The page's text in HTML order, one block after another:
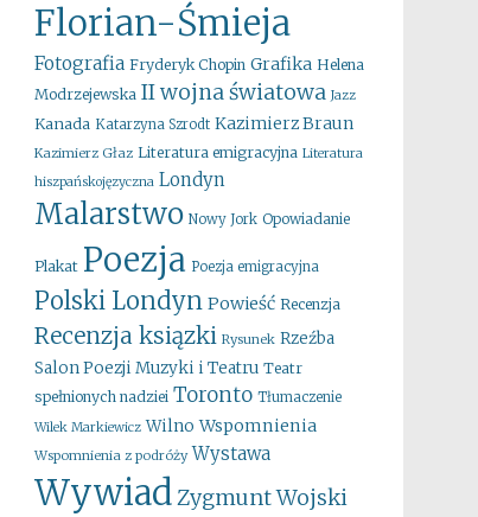
Florian-Śmieja
Fotografia Fryderyk Chopin Grafika Helena
Modrzejewska II wojna światowa Jazz
Kanada Katarzyna Szrodt Kazimierz Braun
Kazimierz Głaz Literatura emigracyjna Literatura
hiszpańskojęzyczna Londyn
Malarstwo Nowy Jork Opowiadanie
Plakat Poezja Poezja emigracyjna
Polski Londyn Powieść Recenzja
Recenzja ksiązki Rysunek Rzeźba
Salon Poezji Muzyki i Teatru Teatr
spełnionych nadziei Toronto Tłumaczenie
Wilek Markiewicz Wilno Wspomnienia
Wspomnienia z podróży Wystawa
WywiadZygmunt Wojski